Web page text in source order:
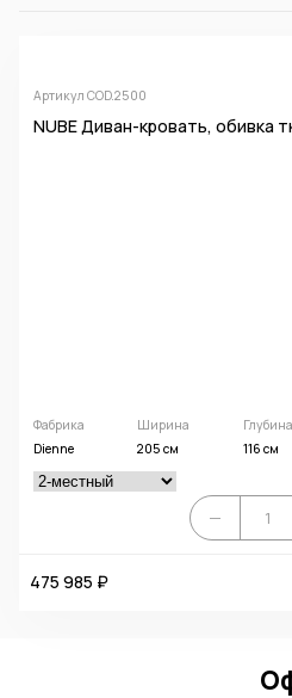
Артикул COD.2500
NUBE Диван-кровать, обивка
Фабрика
Dienne
Ширина
205 см
Глубина
116 см
475 985 ₽